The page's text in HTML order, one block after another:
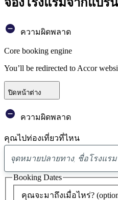
ความผิดพลาด
Core booking engine
You’ll be redirected to Accor
ปิดหน้าต่าง
ความผิดพลาด
คุณไปท่องเที่ยวที่ไหน
คุณจะมาถึงเมื่อไหร่?
Booking Dates